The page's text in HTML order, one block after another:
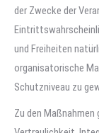
der Zwecke der
und Freiheiten
organisatorische
Schutzniveau zu
Zu den Maßnahmen